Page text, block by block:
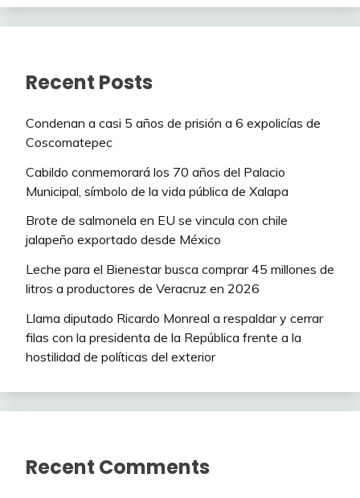
Recent Posts
Condenan a casi 5 años de prisión a 6 expolicías de
Coscomatepec
Cabildo conmemorará los 70 años del Palacio
Municipal, símbolo de la vida pública de Xalapa
Brote de salmonela en EU se vincula con chile
jalapeño exportado desde México
Leche para el Bienestar busca comprar 45 millones de
litros a productores de Veracruz en 2026
Llama diputado Ricardo Monreal a respaldar y cerrar
filas con la presidenta de la República frente a la
hostilidad de políticas del exterior
Recent Comments